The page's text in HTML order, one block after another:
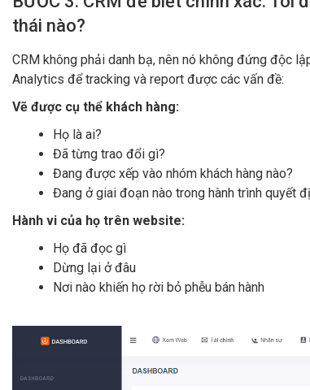
thái nào?
CRM không phải danh bạ, nên nó không đứng độc
Analytics để tracking và report được các vấn đề:
Vẽ được cụ thể khách hàng:
Họ là ai?
Đã từng trao đổi gì?
Đang được xếp vào nhóm khách hàng nào?
Đang ở giai đoạn nào trong hành trình quyết
Hành vi của họ trên website:
Họ đã đọc gì
Dừng lại ở đâu
Nơi nào khiến họ rời bỏ phễu bán hành